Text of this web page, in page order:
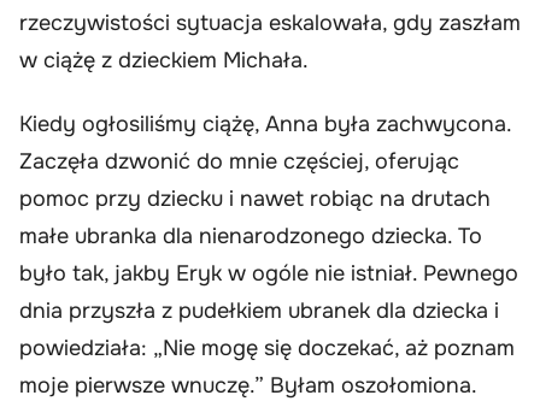
rzeczywistości sytuacja eskalowała, gdy zaszłam
w ciążę z dzieckiem Michała.
Kiedy ogłosiliśmy ciążę, Anna była zachwycona.
Zaczęła dzwonić do mnie częściej, oferując
pomoc przy dziecku i nawet robiąc na drutach
małe ubranka dla nienarodzonego dziecka. To
było tak, jakby Eryk w ogóle nie istniał. Pewnego
dnia przyszła z pudełkiem ubranek dla dziecka i
powiedziała: „Nie mogę się doczekać, aż poznam
moje pierwsze wnuczę.” Byłam oszołomiona.